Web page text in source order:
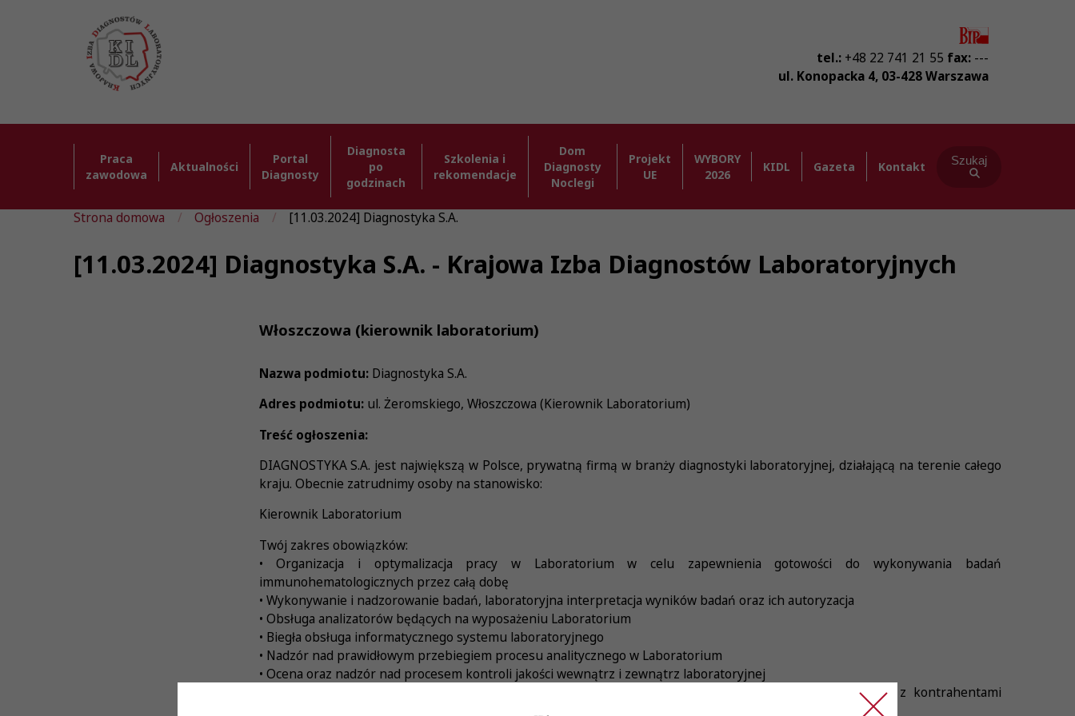
tel.: +48 22 741 21 55 fax: ---
ul. Konopacka 4, 03-428Warszawa
Praca
zawodowa
Aktualności
Portal
Diagnosty
Diagnosta
po
godzinach
Szkolenia i
rekomendacje
Dom
Diagnosty
Noclegi
Projekt
UE
WYBORY
2026
KIDL Gazeta Kontakt Szukaj
Strona domowa Ogłoszenia [11.03.2024] Diagnostyka S.A.
[11.03.2024] Diagnostyka S.A. - Krajowa Izba Diagnostów Laboratoryjnych
Włoszczowa (kierownik laboratorium)
Nazwa podmiotu: Diagnostyka S.A.
Adres podmiotu:ul. Żeromskiego, Włoszczowa (Kierownik Laboratorium)
Treść ogłoszenia:
DIAGNOSTYKA S.A. jest największą w Polsce, prywatną firmą w branży diagnostyki laboratoryjnej, działającą na terenie całego
kraju. Obecnie zatrudnimy osoby na stanowisko:
Kierownik Laboratorium
Twój zakres obowiązków:
• Organizacja i optymalizacja pracy w Laboratorium w celu zapewnienia gotowości do wykonywania badań
immunohematologicznych przez całą dobę
• Wykonywanie i nadzorowanie badań, laboratoryjna interpretacja wyników badań oraz ich autoryzacja
• Obsługa analizatorów będących na wyposażeniu Laboratorium
• Biegła obsługa informatycznego systemu laboratoryjnego
• Nadzór nad prawidłowym przebiegiem procesu analitycznego w Laboratorium
• Ocena oraz nadzór nad procesem kontroli jakości wewnątrz i zewnątrz laboratoryjnej
• Nadzór nad jakością materiału biologicznego dostarczanego do Laboratorium i zgłaszanie problemów z kontrahentami